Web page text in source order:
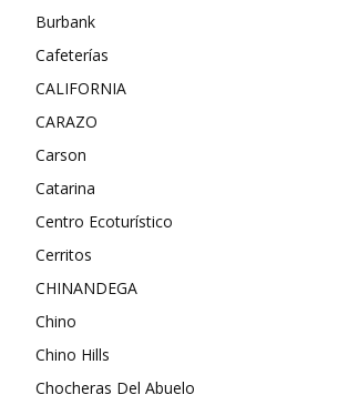
Burbank
Cafeterías
CALIFORNIA
CARAZO
Carson
Catarina
Centro Ecoturístico
Cerritos
CHINANDEGA
Chino
Chino Hills
Chocheras Del Abuelo